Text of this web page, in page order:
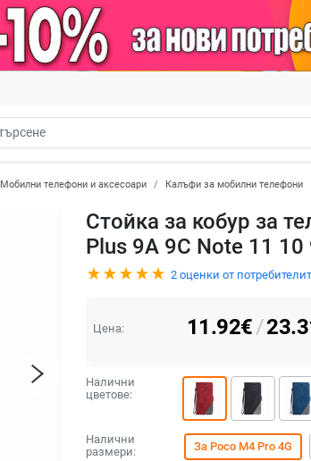
Мобилни телефони и аксесоари Калъфи за мобилни телефони
Стойка за кобур за
Plus 9A 9C Note 11 10
2оценки от
Цена: 11.92€/
Налични
цветове:
Налични
размери:
За Poco M4 Pro 4G